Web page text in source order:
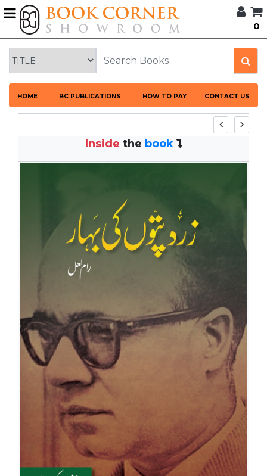
0
HOME BC PUBLICATIONS HOW TO PAY CONTACT US
BROWSE
CORNER
HOME
BOOK
CORNER
ARRIVALS
BESTSELLERS
UPCOMINGS
REQUEST
BOOK
CATALOGUE
CONTACT
Inside the book